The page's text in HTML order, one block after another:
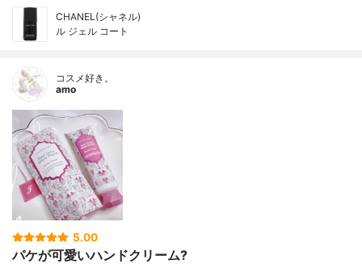
CHANEL(シャネル)
ル ジェル コート
コスメ好き。
amo
5.00
パケが可愛いハンドクリーム?